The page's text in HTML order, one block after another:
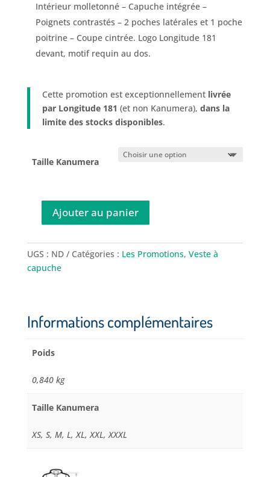
Intérieur molletonné – Capuche intégrée –
Poignets contrastés – 2 poches latérales et 1 poche
poitrine – Coupe cintrée. Logo Longitude 181
devant, motif requin au dos.
Cette promotion est exceptionnellement livrée
par Longitude 181 (et non Kanumera), dans la
limite des stocks disponibles.
Taille Kanumera
quantité
Veste
à
capuche
requin
"Respect
Bienveillance"
par
181
Ajouter au panier
UGS : ND Catégories : Les Promotions, Veste à
capuche
Informations complémentaires
Poids
0,840 kg
Taille Kanumera
XS, S, M, L, XL, XXL, XXXL